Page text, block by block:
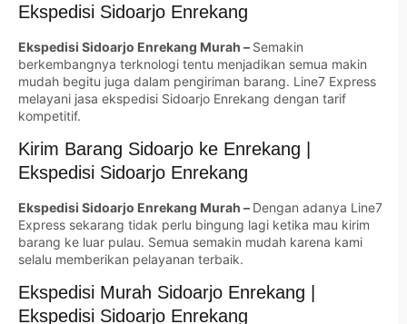
Ekspedisi Sidoarjo Enrekang
Ekspedisi Sidoarjo Enrekang Murah – Semakin
berkembangnya terknologi tentu menjadikan semua makin
mudah begitu juga dalam pengiriman barang. Line7 Express
melayani jasa ekspedisi Sidoarjo Enrekang dengan tarif
kompetitif.
Kirim Barang Sidoarjo ke Enrekang |
Ekspedisi Sidoarjo Enrekang
Ekspedisi Sidoarjo Enrekang Murah – Dengan adanya Line7
Express sekarang tidak perlu bingung lagi ketika mau kirim
barang ke luar pulau. Semua semakin mudah karena kami
selalu memberikan pelayanan terbaik.
Ekspedisi Murah Sidoarjo Enrekang |
Ekspedisi Sidoarjo Enrekang